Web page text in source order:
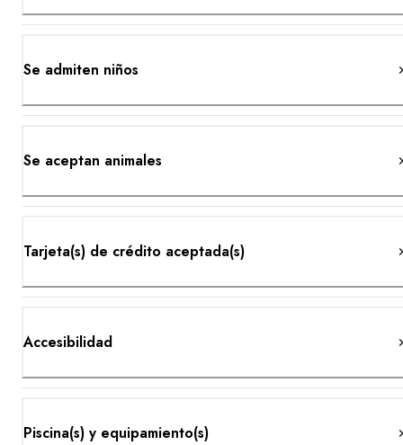
Se admiten niños
Se aceptan animales
Tarjeta(s) de crédito aceptada(s)
Accesibilidad
Piscina(s) y equipamiento(s)